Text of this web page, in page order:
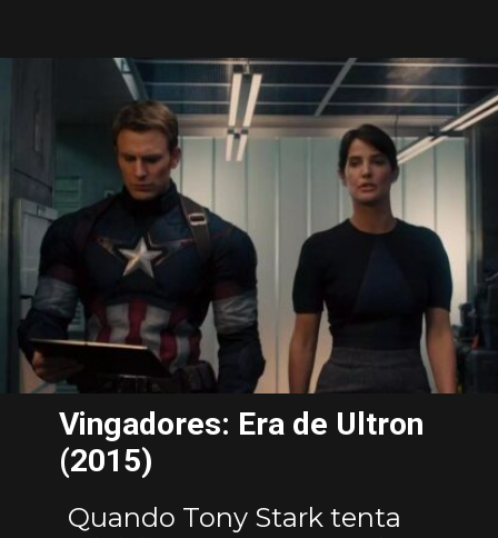
Quando Tony Stark tenta
Vingadores: Era de Ultron
(2015)